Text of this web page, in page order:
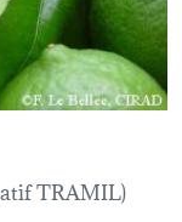
TRAMIL)